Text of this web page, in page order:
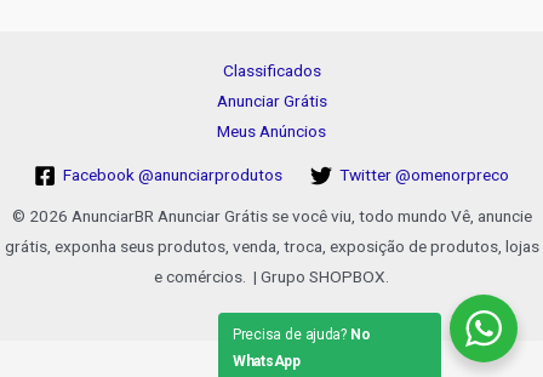
Classificados
Anunciar Grátis
Meus Anúncios
Facebook @anunciarprodutos Twitter @omenorpreco
© 2026 AnunciarBR Anunciar Grátis se você viu, todo mundo Vê, anuncie
grátis, exponha seus produtos, venda, troca, exposição de produtos, lojas
e comércios. | Grupo SHOPBOX.
Precisa de ajuda? No
WhatsApp